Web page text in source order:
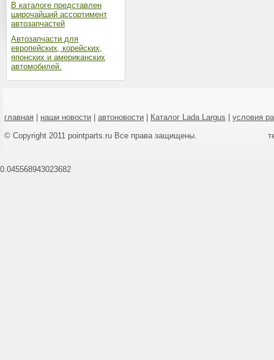
В каталоге представлен
широчайший ассортимент
автозапчастей
Автозапчасти для
европейских, корейских,
японских и американских
автомобилей.
главная наши новости автоновости Каталог Lada Largus
условия
© Copyright 2011 pointparts.ru Все права защищены.
0.045568943023682